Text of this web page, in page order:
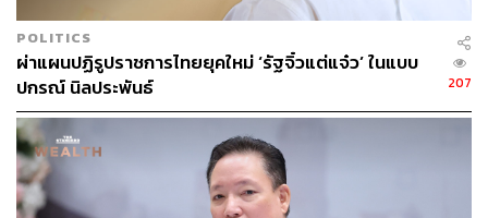
Requirement ที่ชัดเจน ช่วยลดระยะเวลาในการเขียนโค้ด
และทำให้ Software Development Life Cycle รวดเร็วมากยิ่ง
ขึ้น
Agentic Humanization การเตรียมความพร้อมของคนทั้งใน
ด้านแนวคิด ทักษะ และวัฒนธรรมการทำงานที่เปิดกว้าง
พัฒนาบุคลากรให้มีความรู้ความสามารถด้าน AI มากยิ่งขึ้น
สร้างสิ่งที่เรียกว่า Human-AI Workforce Integration เพื่อส่ง
POLITICS
ผ่าแผนปฏิรูปราชการไทยยุคใหม่ ‘รัฐจิ๋วแต่แจ๋ว’ ในแบบ
ปกรณ์ นิลประพันธ์
207